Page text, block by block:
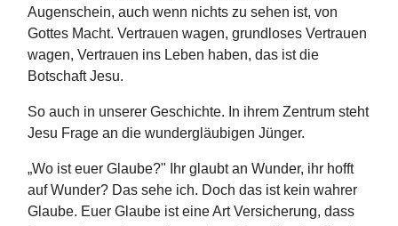
Augenschein, auch wenn nichts zu sehen ist, von
Gottes Macht. Vertrauen wagen, grundloses Vertrauen
wagen, Vertrauen ins Leben haben, das ist die
Botschaft Jesu.
So auch in unserer Geschichte. In ihrem Zentrum steht
Jesu Frage an die wundergläubigen Jünger.
„Wo ist euer Glaube?" Ihr glaubt an Wunder, ihr hofft
auf Wunder? Das sehe ich. Doch das ist kein wahrer
Glaube. Euer Glaube ist eine Art Versicherung, dass